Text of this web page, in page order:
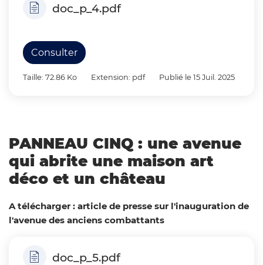
doc_p_4.pdf
Consulter
Taille: 72.86 Ko Extension: pdf Publié le 15 Juil. 2025
PANNEAU CINQ : une avenue
qui abrite une maison art
déco et un château
A télécharger : article de presse sur l'inauguration de
l'avenue des anciens combattants
doc_p_5.pdf